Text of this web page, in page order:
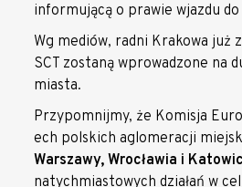
informującą o prawie wjazdu do
Wg mediów, radni Krakowa już
SCT zostaną wprowadzone na
miasta.
Przypomnijmy, że Komisja
ech polskich aglomeracji
Warszawy, Wrocławia i Katowic
natychmiastowych działań w